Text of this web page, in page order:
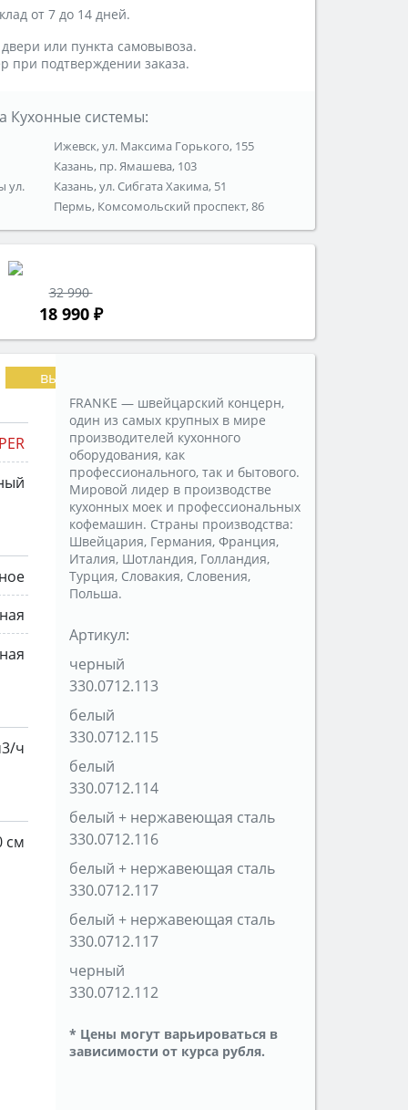
32 990
18 990 ₽
от 7 до 14 дней.
или пункта самовывоза.
при подтверждении заказа.
Кухонные системы:
ул.
Ижевск, ул. Максима Горького, 155
Казань, пр. Ямашева, 103
Казань, ул. Сибгата Хакима, 51
Пермь, Комсомольский проспект, 86
ч
см
FRANKE — швейцарский концерн,
один из самых крупных в мире
производителей кухонного
оборудования, как
профессионального, так и бытового.
Мировой лидер в производстве
кухонных моек и профессиональных
кофемашин. Страны производства:
Швейцария, Германия, Франция,
Италия, Шотландия, Голландия,
Турция, Словакия, Словения,
Польша.
Артикул:
черный
330.0712.113
белый
330.0712.115
белый
330.0712.114
белый + нержавеющая сталь
330.0712.116
белый + нержавеющая сталь
330.0712.117
белый + нержавеющая сталь
330.0712.117
черный
330.0712.112
* Цены могут варьироваться в
зависимости от курса рубля.